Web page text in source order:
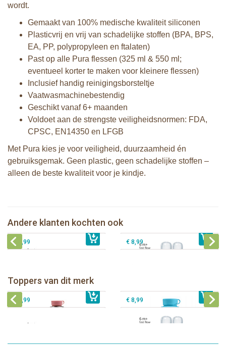
wordt.
Gemaakt van 100% medische kwaliteit siliconen
Plasticvrij en vrij van schadelijke stoffen (BPA, BPS,
EA, PP, polypropyleen en ftalaten)
Past op alle Pura flessen (325 ml & 550 ml;
eventueel korter te maken voor kleinere flessen)
Inclusief handig reinigingsborsteltje
Vaatwasmachinebestendig
Geschikt vanaf 6+ maanden
Voldoet aan de strengste veiligheidsnormen: FDA,
CPSC, EN14350 en LFGB
Met Pura kies je voor veiligheid, duurzaamheid én
gebruiksgemak. Geen plastic, geen schadelijke stoffen –
alleen de beste kwaliteit voor je kindje.
Andere klanten kochten ook
€ 9,99
Pura Silicone Bumpers Grijs - 2 stuks
€ 8,99 € 8,99
Toppers van dit merk
€ 40,99Pura silicone tuit 2 stuks
€ 9,99 € 8,99